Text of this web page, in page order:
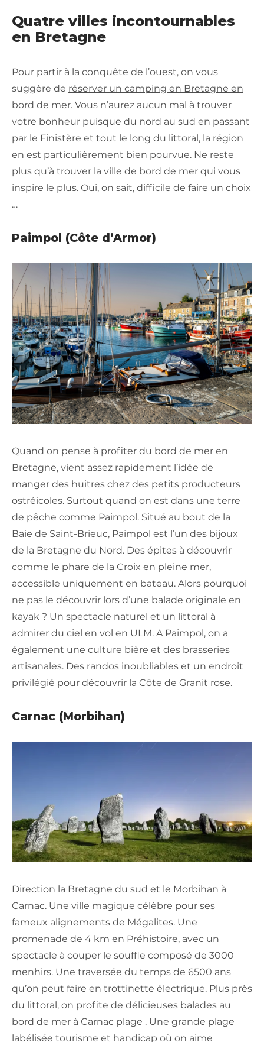
Quatre villes incontournables
en Bretagne
Pour partir à la conquête de l’ouest, on vous
suggère de réserver un camping en Bretagne en
bord de mer. Vous n’aurez aucun mal à trouver
votre bonheur puisque du nord au sud en passant
par le Finistère et tout le long du littoral, la région
en est particulièrement bien pourvue. Ne reste
plus qu’à trouver la ville de bord de mer qui vous
inspire le plus. Oui, on sait, difficile de faire un choix
…
Paimpol (Côte d’Armor)
Quand on pense à profiter du bord de mer en
Bretagne, vient assez rapidement l’idée de
manger des huitres chez des petits producteurs
ostréicoles. Surtout quand on est dans une terre
de pêche comme Paimpol. Situé au bout de la
Baie de Saint-Brieuc, Paimpol est l’un des bijoux
de la Bretagne du Nord. Des épites à découvrir
comme le phare de la Croix en pleine mer,
accessible uniquement en bateau. Alors pourquoi
ne pas le découvrir lors d’une balade originale en
kayak ? Un spectacle naturel et un littoral à
admirer du ciel en vol en ULM. A Paimpol, on a
également une culture bière et des brasseries
artisanales. Des randos inoubliables et un endroit
privilégié pour découvrir la Côte de Granit rose.
Carnac (Morbihan)
Direction la Bretagne du sud et le Morbihan à
Carnac. Une ville magique célèbre pour ses
fameux alignements de Mégalites. Une
promenade de 4 km en Préhistoire, avec un
spectacle à couper le souffle composé de 3000
menhirs. Une traversée du temps de 6500 ans
qu’on peut faire en trottinette électrique. Plus près
du littoral, on profite de délicieuses balades au
bord de mer à Carnac plage . Une grande plage
labélisée tourisme et handicap où on aime